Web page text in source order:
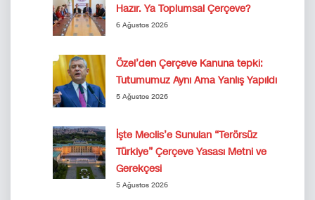
Hazır. Ya Toplumsal Çerçeve?
6 Ağustos 2026
Özel’den Çerçeve Kanuna tepki:
Tutumumuz Aynı Ama Yanlış Yapıldı
5 Ağustos 2026
İşte Meclis’e Sunulan “Terörsüz
Türkiye” Çerçeve Yasası Metni ve
Gerekçesi
5 Ağustos 2026